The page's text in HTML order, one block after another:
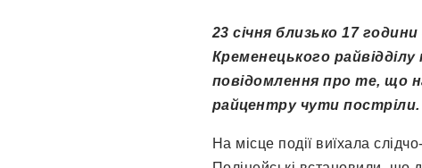
23 січня близько 17 години
Кременецького райвідділу
повідомлення про те, що
райцентру чути постріли.
На місце події виїхала